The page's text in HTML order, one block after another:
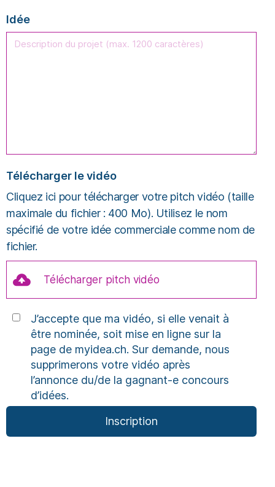
Idée
Télécharger le vidéo
Cliquez ici pour télécharger votre pitch vidéo (taille
maximale du fichier : 400 Mo). Utilisez le nom
spécifié de votre idée commerciale comme nom de
fichier.
Télécharger pitch vidéo
J’accepte que ma vidéo, si elle venait à
être nominée, soit mise en ligne sur la
page de myidea.ch. Sur demande, nous
supprimerons votre vidéo après
l’annonce du/de la gagnant-e concours
d’idées.